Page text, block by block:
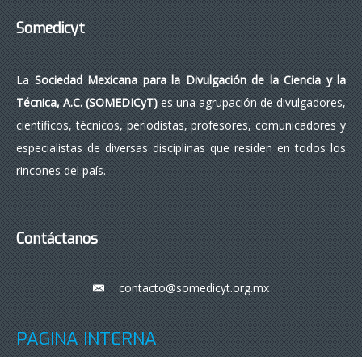
Somedicyt
LaSociedad Mexicana para la Divulgación de la Ciencia y la
Técnica, A.C. (SOMEDICyT)es una agrupación de divulgadores,
científicos, técnicos, periodistas, profesores, comunicadores y
especialistas de diversas disciplinas que residen en todos los
rincones del país.
Contáctanos
___contacto@somedicyt.org.mx
PÁGINA INTERNA